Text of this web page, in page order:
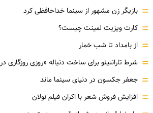
= بازیگر زن مشهور از سینما خداحافظی کرد
= کارت ویزیت لمینت چیست؟
= از بامداد تا شب خمار
= شرط تارانتینو برای ساخت دنباله «روزی روزگاری
= جعفر جکسون در دنیای سینما ماند
= افزایش فروش شعر با اکران فیلم نولان